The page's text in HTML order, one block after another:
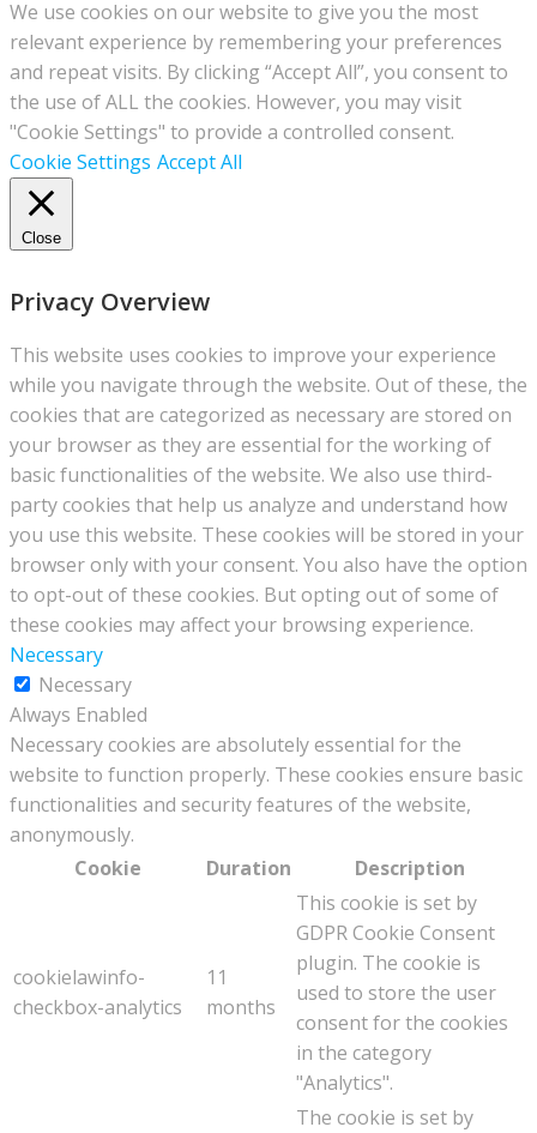
We use cookies on our website to give you the most
relevant experience by remembering your preferences
and repeat visits. By clicking “Accept All”, you consent to
the use of ALL the cookies. However, you may visit
"Cookie Settings" to provide a controlled consent.
Cookie Settings Accept All
Close
Privacy Overview
This website uses cookies to improve your experience
while you navigate through the website. Out of these, the
cookies that are categorized as necessary are stored on
your browser as they are essential for the working of
basic functionalities of the website. We also use third-
party cookies that help us analyze and understand how
you use this website. These cookies will be stored in your
browser only with your consent. You also have the option
to opt-out of these cookies. But opting out of some of
these cookies may affect your browsing experience.
Necessary
Necessary
Always Enabled
Necessary cookies are absolutely essential for the
website to function properly. These cookies ensure basic
functionalities and security features of the website,
anonymously.
Cookie
Duration Description
cookielawinfo-
checkbox-analytics
11
months
This cookie is set by
GDPR Cookie Consent
plugin. The cookie is
used to store the user
consent for the cookies
in the category
"Analytics".
The cookie is set by